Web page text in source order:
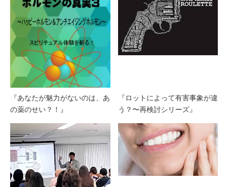
『あなたが魅力がないのは、あ
の薬のせい？！』
『ロットによって有害事象が違
う？〜再検討シリーズ』